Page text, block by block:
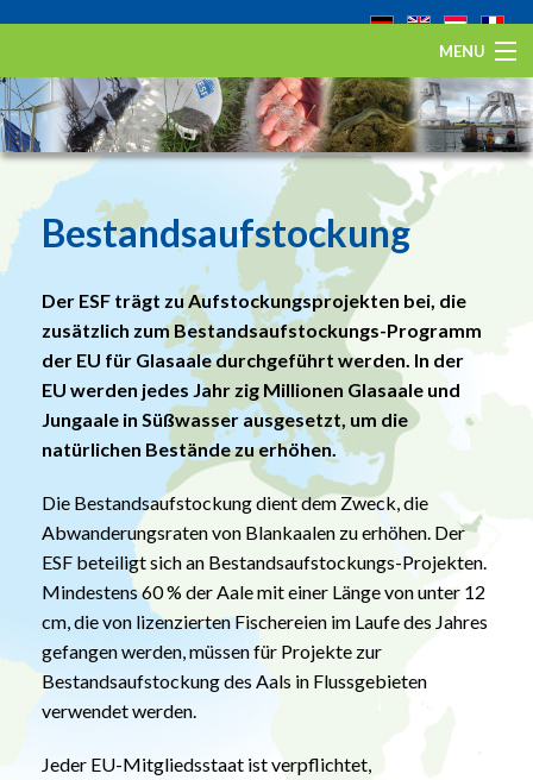
MENU
Startseite
Der Europäische Aal
Eel Stewardship Fund
Bestandsaufstockung
Der ESF trägt zu Aufstockungsprojekten bei, die
zusätzlich zum Bestandsaufstockungs-Programm
der EU für Glasaale durchgeführt werden. In der
EU werden jedes Jahr zig Millionen Glasaale und
Jungaale in Süßwasser ausgesetzt, um die
natürlichen Bestände zu erhöhen.
Die Bestandsaufstockung dient dem Zweck, die
Abwanderungsraten von Blankaalen zu erhöhen. Der
ESF beteiligt sich an Bestandsaufstockungs-Projekten.
Mindestens 60 % der Aale mit einer Länge von unter 12
cm, die von lizenzierten Fischereien im Laufe des Jahres
gefangen werden, müssen für Projekte zur
Bestandsaufstockung des Aals in Flussgebieten
verwendet werden.
Jeder EU-Mitgliedsstaat ist verpflichtet,